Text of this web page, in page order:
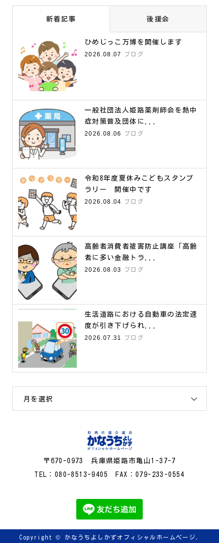
新着記事 後援会
ひめじっこ万博を開催します
2026.08.07
ブログ
一般社団法人姫路薬剤師会を熱中
症対策普及団体に...
2026.08.06
ブログ
令和8年度夏休みこどもスタンプ
ラリー 開催中です
2026.08.04
ブログ
高齢者消費者被害防止講座「高齢
者に多い金融トラ...
2026.08.03
ブログ
生活道路における自動車の法定速
度が引き下げられ...
2026.07.31
ブログ
月を選択
〒670-0973 兵庫県姫路市亀山1-37-7
TEL：080-8513-9405 FAX：079-233-0554
Copyright © かなうちよしかずオフィシャルホームページ.